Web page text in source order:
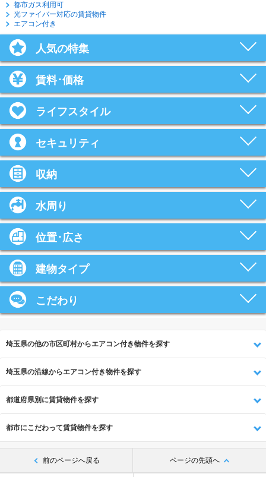
都市ガス利用可
光ファイバー対応の賃貸物件
エアコン付き
人気の特集
賃料･価格
ライフスタイル
セキュリティ
収納
水周り
位置･広さ
建物タイプ
こだわり
埼玉県の他の市区町村からエアコン付き物件を探す
埼玉県の沿線からエアコン付き物件を探す
都道府県別に賃貸物件を探す
都市にこだわって賃貸物件を探す
前のページへ戻る ページの先頭へ